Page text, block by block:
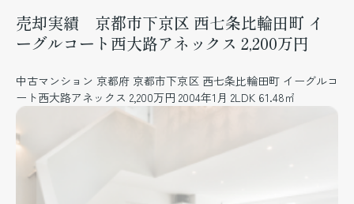
売却実績 京都市下京区 西七条比輪田町 イ
ーグルコート西大路アネックス 2,200万円
中古マンション 京都府 京都市下京区 西七条比輪田町 イーグルコ
ート西大路アネックス 2,200万円 2004年1月 2LDK 61.48㎡